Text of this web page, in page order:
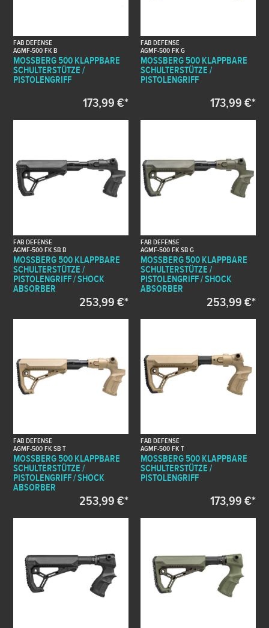
FAB DEFENSE
AGMF-500 FK B
MOSSBERG 500 KLAPPBARE
SCHULTERSTÜTZE /
PISTOLENGRIFF
173,99 €*
FAB DEFENSE
AGMF-500 FK G
MOSSBERG 500 KLAPPBARE
SCHULTERSTÜTZE /
PISTOLENGRIFF
173,99 €*
FAB DEFENSE
AGMF-500 FK SB B
MOSSBERG 500 KLAPPBARE
SCHULTERSTÜTZE /
PISTOLENGRIFF / SHOCK
ABSORBER
253,99 €*
FAB DEFENSE
AGMF-500 FK SB G
MOSSBERG 500 KLAPPBARE
SCHULTERSTÜTZE /
PISTOLENGRIFF / SHOCK
ABSORBER
253,99 €*
FAB DEFENSE
AGMF-500 FK SB T
MOSSBERG 500 KLAPPBARE
SCHULTERSTÜTZE /
PISTOLENGRIFF / SHOCK
ABSORBER
253,99 €*
FAB DEFENSE
AGMF-500 FK T
MOSSBERG 500 KLAPPBARE
SCHULTERSTÜTZE /
PISTOLENGRIFF
173,99 €*